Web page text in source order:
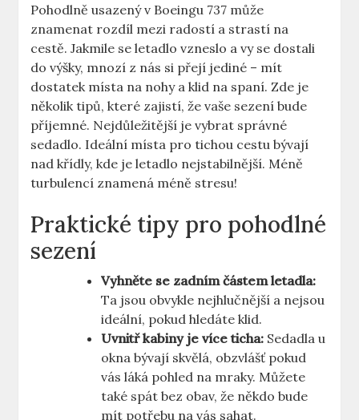
Pohodlně usazený ‍v Boeingu 737 může
znamenat rozdíl mezi radostí a strastí na
cestě. Jakmile se letadlo ⁤vzneslo a vy se dostali
do výšky, mnozí ⁣z nás ​si přejí jediné – mít
‍dostatek místa na nohy⁤ a klid na spaní. Zde je
několik​ tipů, ⁢které zajistí, že vaše ⁣sezení bude
příjemné. Nejdůležitější je vybrat správné
sedadlo.⁤ Ideální místa pro tichou cestu bývají
nad křídly, ​kde je letadlo ⁤nejstabilnější. Méně⁣
turbulencí znamená méně stresu!
Praktické tipy pro pohodlné
sezení
Vyhněte ‌se‌ zadním částem letadla:
Ta jsou obvykle nejhlučnější ‌a nejsou
ideální, pokud hledáte klid.
Uvnitř kabiny je více ticha: Sedadla u
okna bývají skvělá, obzvlášť pokud
vás láká pohled na mraky. ‍Můžete
‌také spát bez obav, že někdo bude
mít potřebu na vás ⁢sahat.